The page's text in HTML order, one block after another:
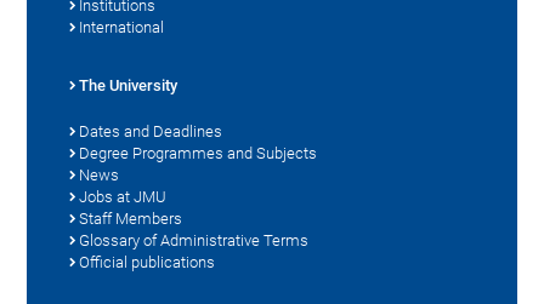
Institutions
International
The University
Dates and Deadlines
Degree Programmes and Subjects
News
Jobs at JMU
Staff Members
Glossary of Administrative Terms
Official publications